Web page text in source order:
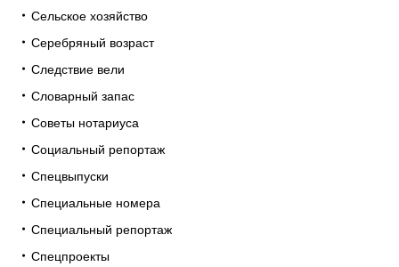
Сельское хозяйство
Серебряный возраст
Следствие вели
Словарный запас
Советы нотариуса
Социальный репортаж
Спецвыпуски
Специальные номера
Специальный репортаж
Спецпроекты